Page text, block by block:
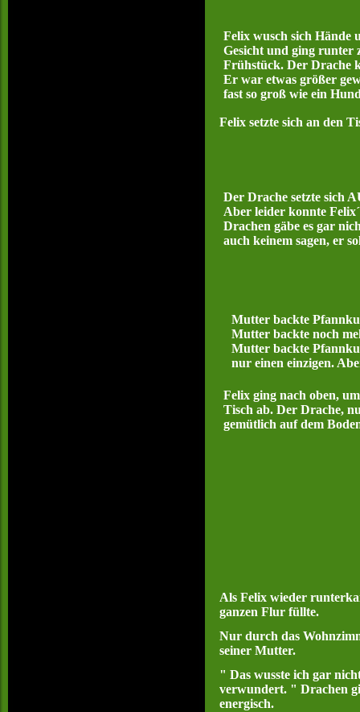
Felix wusch sich Hände
Gesicht und ging runter
Frühstück. Der Drache
Er war etwas größer
fast so groß wie ein
Felix setzte sich an den
Der Drache setzte sich
Aber leider konnte
Drachen gäbe es gar
auch keinem sagen, er
Mutter backte
Mutter backte noch
Mutter backte
nur einen einzigen.
Felix ging nach oben,
Tisch ab. Der Drache,
gemütlich auf dem
Als Felix wieder
ganzen Flur füllte.
Nur durch das
seiner Mutter.
" Das wusste ich gar
verwundert. " Drachen
energisch.